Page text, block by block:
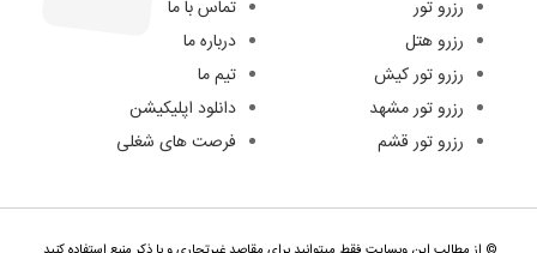
رزرو تور
رزرو هتل
رزرو تور کیش
رزرو تور مشهد
رزرو تور قشم
تماس با ما
درباره ما
تیم ما
دانلود اپلیکیشن
فرصت های شغلی